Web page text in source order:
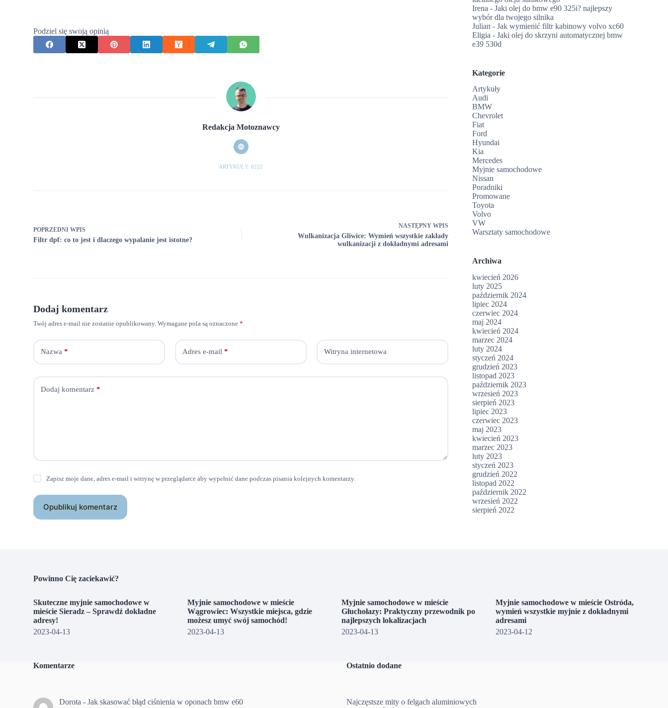
Podziel się swoją opinią
Redakcja Motoznawcy
ARTYKUŁY: 8222
POPRZEDNIWPIS
Filtr dpf: co to jest i dlaczego wypalanie jest istotne?
NASTĘPNY WPIS
Wulkanizacja Gliwice: Wymień wszystkie zakłady
wulkanizacji z dokładnymi adresami
Dodaj komentarz
Twój adres e-mail nie zostanie opublikowany. Wymagane pola są oznaczone*
Nazwa * Adres e-mail * Witryna internetowa
Dodaj komentarz *
Zapisz moje dane, adres e-mail i witrynę w przeglądarce aby wypełnić dane podczas pisania kolejnych komentarzy.
Opublikuj komentarz
Irena -Jaki olej do bmw e90 325i? najlepszy
wybór dla twojego silnika
Julian -Jak wymienić filtr kabinowy volvo xc60
Eligia -Jaki olej do skrzyni automatycznej bmw
e39 530d
Kategorie
Artykuły
Audi
BMW
Chevrolet
Fiat
Ford
Hyundai
Kia
Mercedes
Myjnie samochodowe
Nissan
Poradniki
Promowane
Toyota
Volvo
VW
Warsztaty samochodowe
Archiwa
kwiecień 2026
luty 2025
październik 2024
lipiec 2024
czerwiec 2024
maj 2024
kwiecień 2024
marzec 2024
luty 2024
styczeń 2024
grudzień 2023
listopad 2023
październik 2023
wrzesień 2023
sierpień 2023
lipiec 2023
czerwiec 2023
maj 2023
kwiecień 2023
marzec 2023
luty 2023
styczeń 2023
grudzień 2022
listopad 2022
październik 2022
wrzesień 2022
sierpień 2022
Powinno Cię zaciekawić?
Skuteczne myjnie samochodowe w
mieście Sieradz – Sprawdź dokładne
adresy!
2023-04-13
Myjnie samochodowe w mieście
Wągrowiec: Wszystkie miejsca, gdzie
możesz umyć swój samochód!
2023-04-13
Myjnie samochodowe w mieście
Głuchołazy: Praktyczny przewodnik po
najlepszych lokalizacjach
2023-04-13
Myjnie samochodowe w mieście Ostróda,
wymień wszystkie myjnie z dokładnymi
adresami
2023-04-12
Komentarze
Dorota -Jak skasować błąd ciśnienia w oponach bmw e60
Ostatnio dodane
Najczęstsze mity o felgach aluminiowych